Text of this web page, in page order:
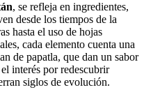
, se refleja en ingredientes,
desde los tiempos de la
hasta el uso de hojas
cada elemento cuenta una
de papatla, que dan un sabor
interés por redescubrir
siglos de evolución.